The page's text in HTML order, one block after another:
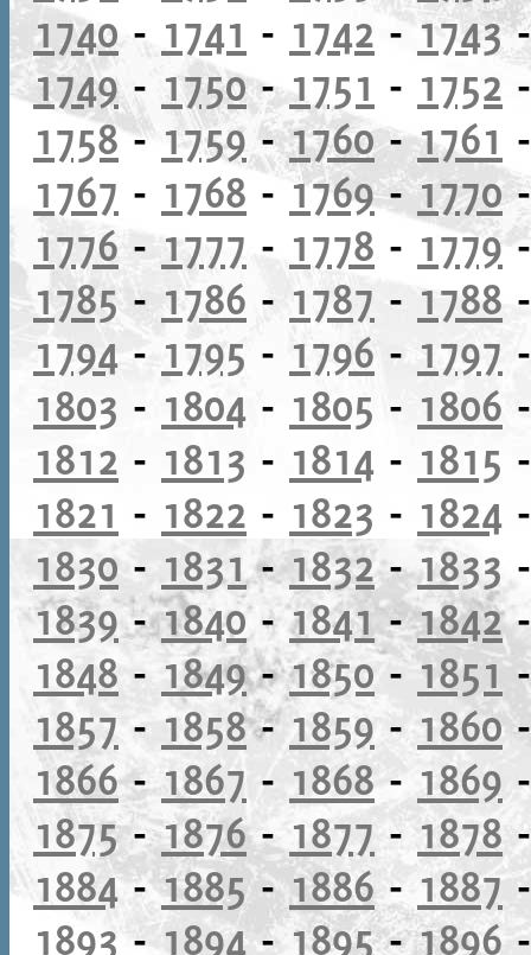
1740- 1741 - 1742 - 1743
1749- 1750-1751 - 1752
1758- 1759-1760-1761
1767 - 1768 - 1769-1770
1776-1777 - 1778 - 1779
1785- 1786 - 1787 - 1788
1794 - 1795 - 1796 - 1797
1803 - 1804 - 1805 - 1806
1812 - 1813 - 1814 - 1815
1821 - 1822 - 1823 - 1824
1830 - 1831-1832-1833
1839-1840-1841-1842
1848 - 1849-1850-1851
1857 - 1858-1859- 1860
1866-1867 - 1868- 1869
1875-1876-1877- 1878
1884-1885-1886- 1887
1893 -1894- 1895-1896